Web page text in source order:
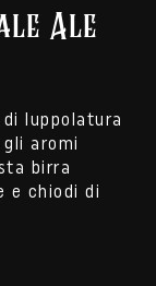
Ale
luppolatura
aromi
birra
e chiodi di